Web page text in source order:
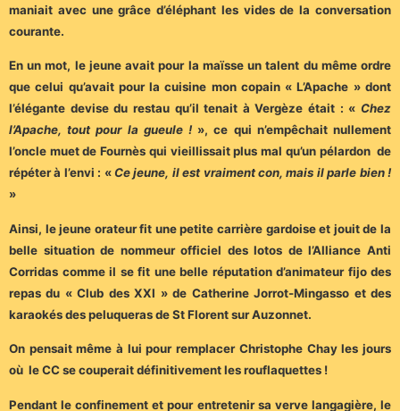
maniait avec une grâce d’éléphant les vides de la conversation
courante.
En un mot, le jeune avait pour la maïsse un talent du même ordre
que celui qu’avait pour la cuisine mon copain « L’Apache » dont
l’élégante devise du restau qu’il tenait à Vergèze était : « Chez
l’Apache, tout pour la gueule ! », ce qui n’empêchait nullement
l’oncle muet de Fournès qui vieillissait plus mal qu’un pélardon de
répéter à l’envi : «Ce jeune, il est vraiment con, mais il parle bien !
»
Ainsi, le jeune orateur fit une petite carrière gardoise et jouit de la
belle situation de nommeur officiel des lotos de l’Alliance Anti
Corridas comme il se fit une belle réputation d’animateur fijo des
repas du « Club des XXI » de Catherine Jorrot-Mingasso et des
karaokés des peluqueras de St Florent sur Auzonnet.
On pensait même à lui pour remplacer Christophe Chay les jours
où le CC se couperait définitivement les rouflaquettes !
Pendant le confinement et pour entretenir sa verve langagière, le